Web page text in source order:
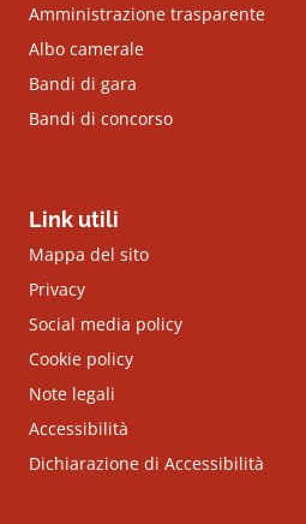
Amministrazione trasparente
Albo camerale
Bandi di gara
Bandi di concorso
Link utili
Mappa del sito
Privacy
Social media policy
Cookie policy
Note legali
Accessibilità
Dichiarazione di Accessibilità